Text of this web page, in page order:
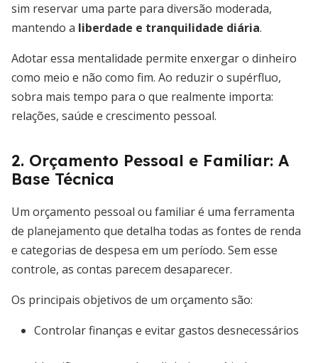
sim reservar uma parte para diversão moderada,
mantendo a liberdade e tranquilidade diária.
Adotar essa mentalidade permite enxergar o dinheiro
como meio e não como fim. Ao reduzir o supérfluo,
sobra mais tempo para o que realmente importa:
relações, saúde e crescimento pessoal.
2. Orçamento Pessoal e Familiar: A
Base Técnica
Um orçamento pessoal ou familiar é uma ferramenta
de planejamento que detalha todas as fontes de renda
e categorias de despesa em um período. Sem esse
controle, as contas parecem desaparecer.
Os principais objetivos de um orçamento são:
Controlar finanças e evitar gastos desnecessários